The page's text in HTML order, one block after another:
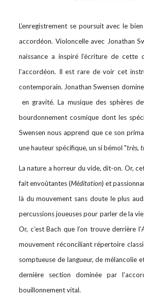
L’enregistrement se poursuit avec le
accordéon. Violoncelle avec Jonathan
naissance a inspiré l’écriture de
l’accordéon. Il est rare de voir cet
contemporain. Jonathan Swensen
en gravité. La musique des sphères
bourdonnement cosmique dont les
Swensen nous apprend que ce son
une hauteur spécifique, un si bémol "très,
La nature a horreur du vide, dit-on. Or,
fait envoûtantes (Méditation) et
là du mouvement sans doute le plus
percussions joueuses pour parler de la
Or, c’est Bach que l’on trouve derrière l’
mouvement réconciliant répertoire
somptueuse de langueur, de mélancolie
dernière section dominée par
bouillonnement vital.